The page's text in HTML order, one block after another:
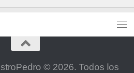
© 2026. Todos los